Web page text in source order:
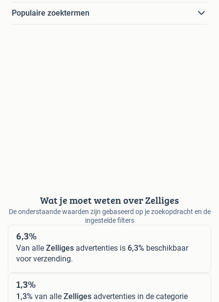
Populaire zoektermen
Wat je moet weten over Zelliges
De onderstaande waarden zijn gebaseerd op je zoekopdracht en de
ingestelde filters
6,3%
Van alle Zelliges advertenties is 6,3% beschikbaar
voor verzending.
1,3%
1,3% van alle Zelliges advertenties in de categorie